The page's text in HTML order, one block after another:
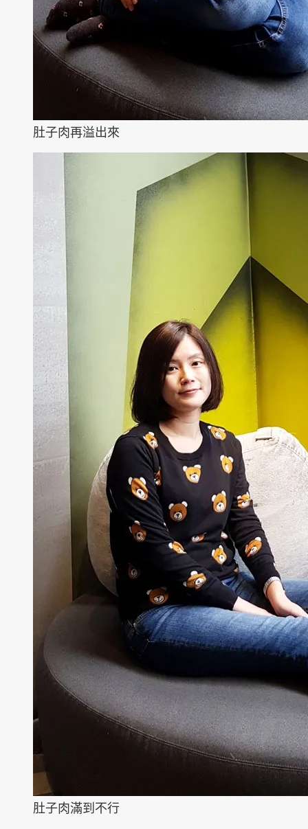
肚子肉再溢出來
肚子肉滿到不行